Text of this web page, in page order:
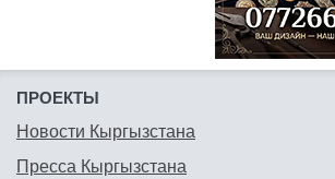
ПРОЕКТЫ
Новости Кыргызстана
Пресса Кыргызстана